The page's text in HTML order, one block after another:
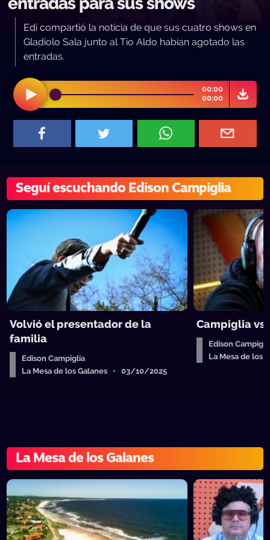
Edi compartió la noticia de que sus cuatro shows en
Gladiolo Sala junto al Tío Aldo habían agotado las
entradas.
00:00
00:00
Seguí escuchando Edison Campiglia
Volvió el presentador de la
familia
Edison Campiglia
La Mesa de los Galanes • 03/10/2025
Campiglia vs
Edison
La Mesa de los
La Mesa de los Galanes